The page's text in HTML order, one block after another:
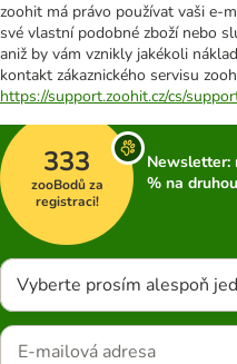
zoohit má právo používat vaši e-
své vlastní podobné zboží nebo
aniž by vám vznikly jakékoli
kontakt zákaznického servisu
https://support.zoohit.cz/cs/
333
zooBodů za
registraci!
Newsletter:
% na
Vyberte prosím alespoň